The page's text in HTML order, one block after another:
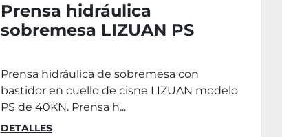
Prensa hidráulica vertical
forja HEBO VBA25
Prensa hidráulica para forja HEBO VBA 25
Prensa hidráulica vertical para forja
Máquina equipada c...
DETALLES